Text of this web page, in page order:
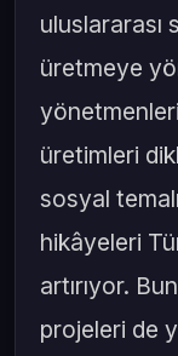
üretmeye
üretimleri
sosyal
hikâyeleri
artırıyor.
projeleri de